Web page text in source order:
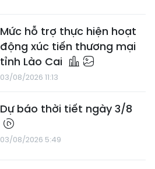
Mức hỗ trợ thực hiện hoạt
động xúc tiến thương mại
tỉnh Lào Cai
03/08/2026 11:13
Dự báo thời tiết ngày 3/8
03/08/2026 5:49